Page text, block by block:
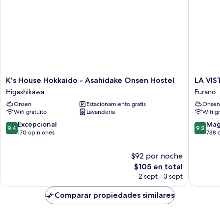
K's
House
Hokkaido
-
Asahidake
Onsen
Hostel
K's House Hokkaido - Asahidake Onsen Hostel
Higashikawa
Onsen
Estacionamiento gratis
Wifi gratuito
Lavandería
9.4
de
9.4 Excepcional
170 opiniones
$92 por noche
El
precio
es
$105 en total
2 sept - 3 sept
LA
VISTA
Furano
Hills
Hot
Springs
Furano
LA
Furano
Onsen
Wifi
9.2
de
9.2
788
Comparar propiedades similares